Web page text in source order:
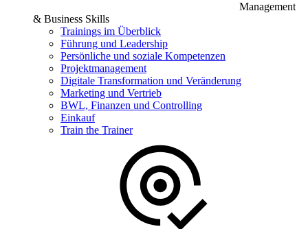
Management
& Business Skills
Trainings im Überblick
Führung und Leadership
Persönliche und soziale Kompetenzen
Projektmanagement
Digitale Transformation und Veränderung
Marketing und Vertrieb
BWL, Finanzen und Controlling
Einkauf
Train the Trainer